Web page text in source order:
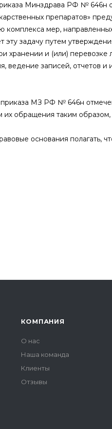
Минздрава РФ № 646н
препаратов»
комплекса мер,
эту задачу путем
хранении и (или)
ведение записей, отчетов и
приказа МЗ РФ № 646н
их обращения таким
основания полагать,
КОМПАНИЯ
О нас
Наша команда
Клиенты
Отзывы